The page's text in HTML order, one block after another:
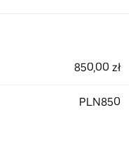
850,00 zł
PLN850